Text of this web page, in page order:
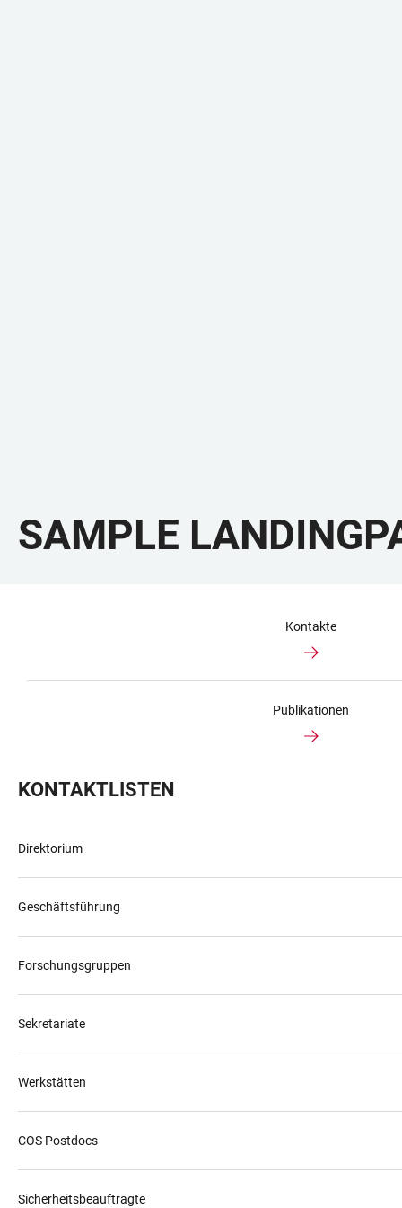
SAMPLE
Kontakte
Publikationen
KONTAKTLISTEN
Direktorium
Geschäftsführung
Forschungsgruppen
Sekretariate
Werkstätten
COS Postdocs
Sicherheitsbeauftragte